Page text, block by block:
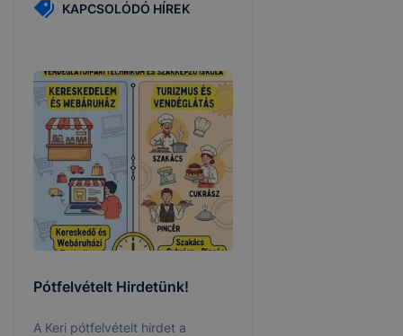
KAPCSOLÓDÓ HÍREK
Pótfelvételt Hirdetünk!
A Keri pótfelvételt hirdet a